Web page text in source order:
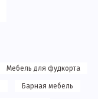
Мебель для фудкорта
Барная мебель